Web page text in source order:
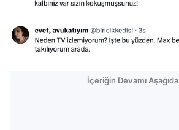
İçeriğin Devamı Aşağıda